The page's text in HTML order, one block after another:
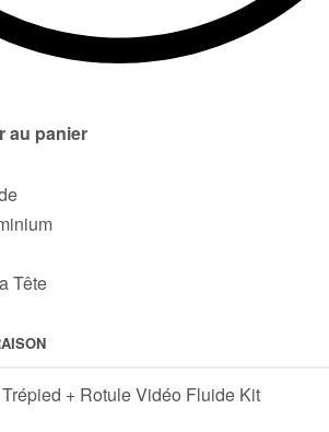
au panier
Tête
+ Rotule Vidéo Fluide Kit